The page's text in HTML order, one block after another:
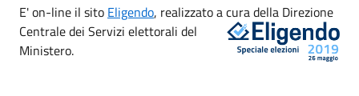
E' on-line il sito Eligendo, realizzato a cura della Direzione
Centrale dei Servizi elettorali del
Ministero.